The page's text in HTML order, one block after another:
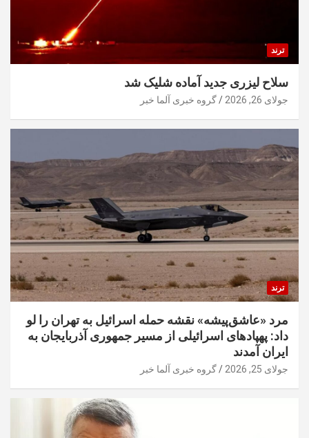
ترند
سلاح لیزری جدید آماده شلیک شد
جولای 26, 2026 گروه خبری آلما خبر
ترند
مرد «عاشق‌پیشه» نقشه حمله اسرائیل به تهران را لو
داد: پهپادهای اسرائیلی از مسیر جمهوری آذربایجان به
ایران آمدند
جولای 25, 2026 گروه خبری آلما خبر